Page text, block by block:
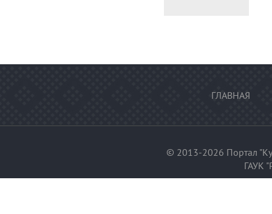
ГЛАВНАЯ
© 2013-2026 Портал
ГАУК